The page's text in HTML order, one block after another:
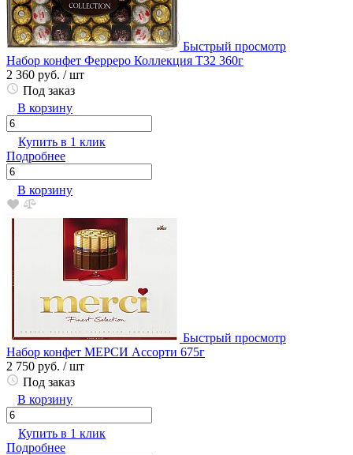
Быстрый просмотр
Набор конфет Ферреро Коллекция Т32 360г
2 360 руб. / шт
Под заказ
В корзину
Купить в 1 клик
Подробнее
В корзину
Быстрый просмотр
Набор конфет МЕРСИ Ассорти 675г
2 750 руб. / шт
Под заказ
В корзину
Купить в 1 клик
Подробнее